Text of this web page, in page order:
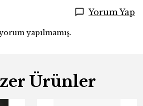
Yorum Yap
yapılmamış.
Ürünler